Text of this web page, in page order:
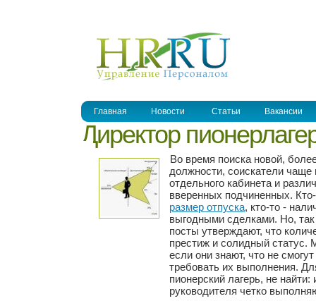
Главная Новости Статьи Вакансии
Директор
Во время поиска новой,
должности, соискатели чаще
отдельного кабинета и
вверенных подчиненных.
размер отпуска, кто-то -
выгодными сделками. Но,
посты утверждают, что
престиж и солидный статус.
если они знают, что не
требовать их выполнения.
пионерский лагерь, не
руководителя четко